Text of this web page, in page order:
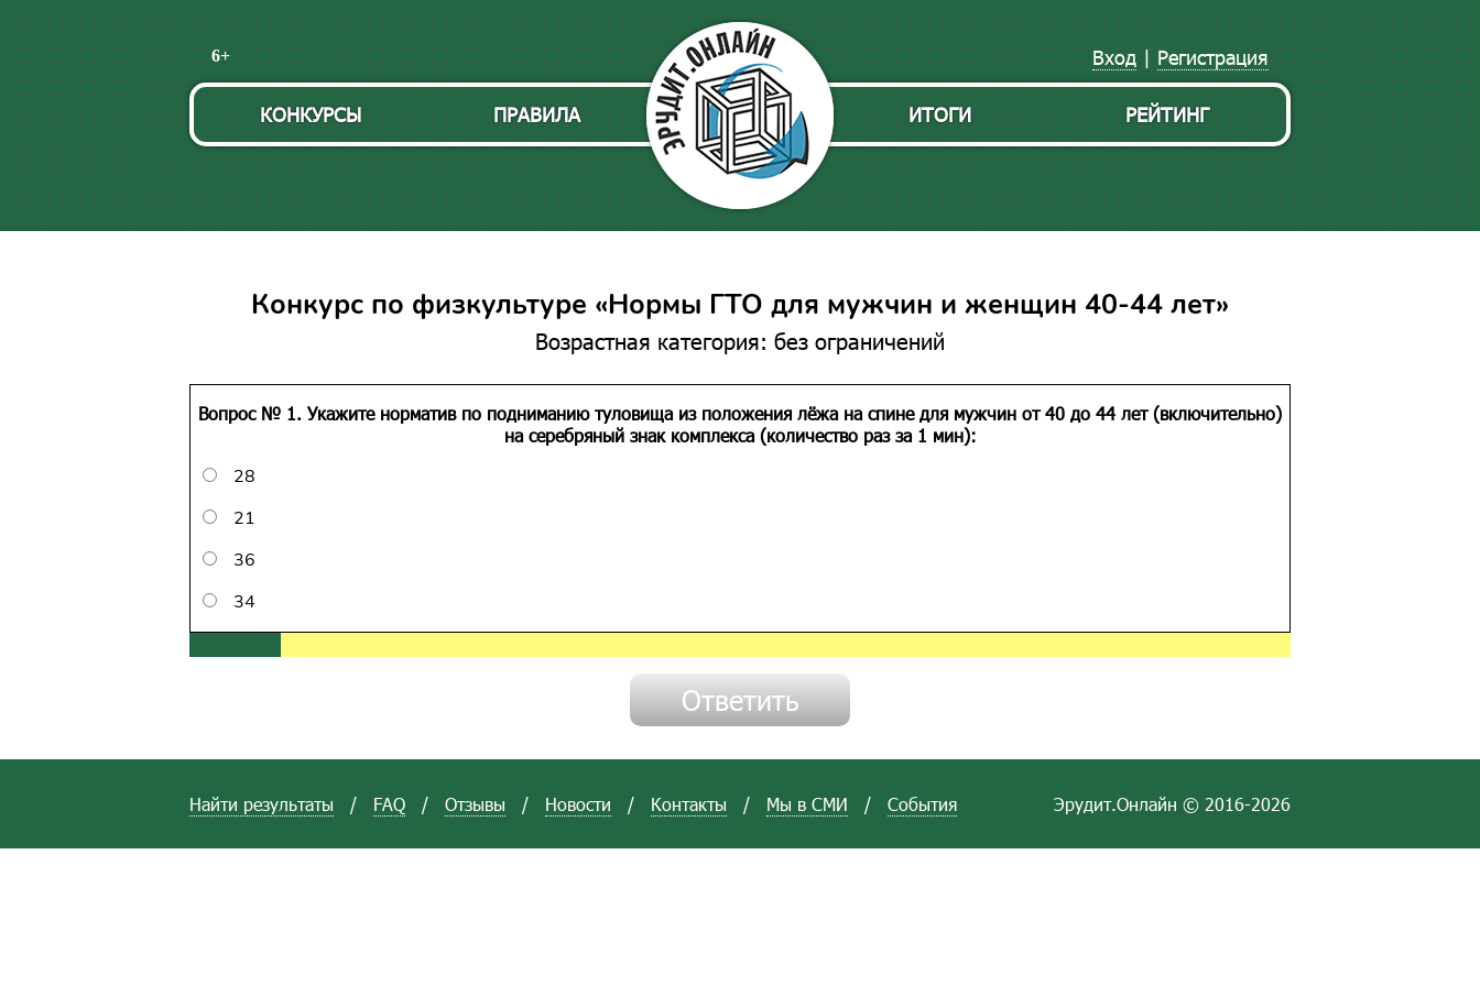
6+
Пропустить
навигацию
Регистрация
|
Вход
КОНКУРСЫ ПРАВИЛА РЕЙТИНГ
ИТОГИ
Конкурс по физкультуре «Нормы ГТО для мужчин и женщин 40-44 лет»
Возрастная категория: без ограничений
Вопрос № 1. Укажите норматив по подниманию туловища из положения лёжа на спине для мужчин от 40 до 44 лет (включительно)
на серебряный знак комплекса (количество раз за 1 мин):
28
21
36
34
Найти результаты / FAQ / Отзывы / Новости / Контакты / Мы в СМИ / События Эрудит.Онлайн © 2016-2026